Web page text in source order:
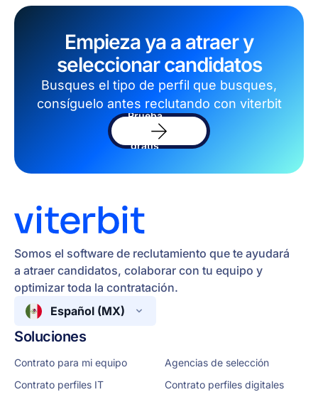
Empieza ya a atraer y
seleccionar candidatos
Busques el tipo de perfil que busques,
consíguelo antes reclutando con viterbit
Prueba
sofware
gratis
Somos el software de reclutamiento que te ayudará
a atraer candidatos, colaborar con tu equipo y
optimizar toda la contratación.
Español (MX)
Soluciones
Contrato para mi equipo
Agencias de selección
Contrato perfiles IT
Contrato perfiles digitales